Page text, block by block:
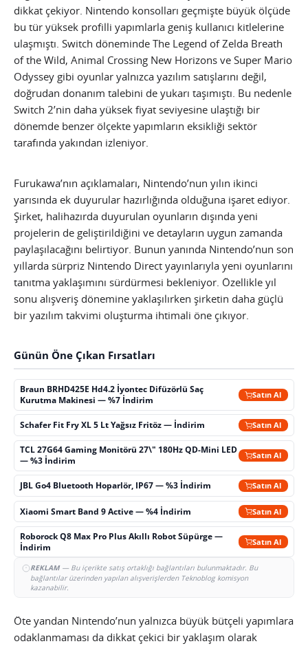
dikkat çekiyor. Nintendo konsolları geçmişte büyük ölçüde
bu tür yüksek profilli yapımlarla geniş kullanıcı kitlelerine
ulaşmıştı. Switch döneminde The Legend of Zelda Breath
of the Wild, Animal Crossing New Horizons ve Super Mario
Odyssey gibi oyunlar yalnızca yazılım satışlarını değil,
doğrudan donanım talebini de yukarı taşımıştı. Bu nedenle
Switch 2’nin daha yüksek fiyat seviyesine ulaştığı bir
dönemde benzer ölçekte yapımların eksikliği sektör
tarafında yakından izleniyor.
Furukawa’nın açıklamaları, Nintendo’nun yılın ikinci
yarısında ek duyurular hazırlığında olduğuna işaret ediyor.
Şirket, halihazırda duyurulan oyunların dışında yeni
projelerin de geliştirildiğini ve detayların uygun zamanda
paylaşılacağını belirtiyor. Bunun yanında Nintendo’nun son
yıllarda sürpriz Nintendo Direct yayınlarıyla yeni oyunlarını
tanıtma yaklaşımını sürdürmesi bekleniyor. Özellikle yıl
sonu alışveriş dönemine yaklaşılırken şirketin daha güçlü
bir yazılım takvimi oluşturma ihtimali öne çıkıyor.
Günün Öne Çıkan Fırsatları
Braun BRHD425E Hd4.2 İyontec Difüzörlü Saç
Kurutma Makinesi — %7 İndirim
Satın Al
Schafer Fit Fry XL 5 Lt Yağsız Fritöz — İndirim Satın Al
TCL 27G64 Gaming Monitörü 27\" 180Hz QD-Mini LED
— %3 İndirim
Satın Al
JBL Go4 Bluetooth Hoparlör, IP67 — %3 İndirim Satın Al
Xiaomi Smart Band 9 Active — %4 İndirim Satın Al
Roborock Q8 Max Pro Plus Akıllı Robot Süpürge —
İndirim
Satın Al
REKLAM— Bu içerikte satış ortaklığı bağlantıları bulunmaktadır. Bu
bağlantılar üzerinden yapılan alışverişlerden Teknoblog komisyon
kazanabilir.
Öte yandan Nintendo’nun yalnızca büyük bütçeli yapımlara
odaklanmaması da dikkat çekici bir yaklaşım olarak